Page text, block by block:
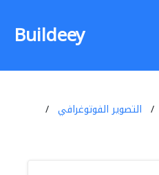
Buildeey
التصوير الفوتوغرافي